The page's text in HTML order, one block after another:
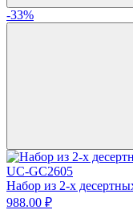
-33%
UC-GC2605
Набор из 2-х
988.00 ₽